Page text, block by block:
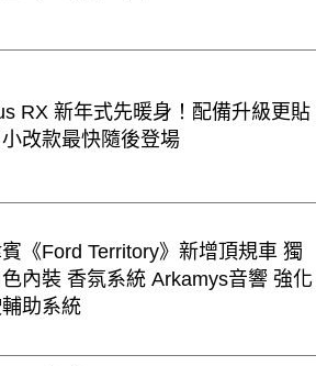
RX 新年式先暖身！配備升級更貼
改款最快隨後登場
《Ford Territory》新增頂規車 獨
裝 香氛系統 Arkamys音響 強化
助系統